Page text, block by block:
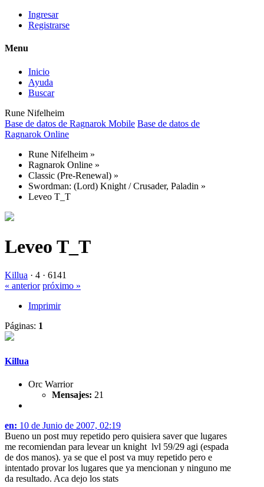
Ingresar
Registrarse
Menu
Inicio
Ayuda
Buscar
Rune Nifelheim
Base de datos de Ragnarok Mobile Base de datos de
Ragnarok Online
Rune Nifelheim »
Ragnarok Online »
Classic (Pre-Renewal) »
Swordman: (Lord) Knight / Crusader, Paladin »
Leveo T_T
Leveo T_T
Killua · 4 · 6141
« anterior próximo »
Imprimir
Páginas: 1
Killua
Orc Warrior
Mensajes: 21
en: 10 de Junio de 2007, 02:19
Bueno un post muy repetido pero quisiera saver que lugares
me recomiendan para levear un knight lvl 59/29 agi (espada
de dos manos). ya se que el post va muy repetido pero e
intentado provar los lugares que ya mencionan y ninguno me
da resultado. Aca dejo los stats